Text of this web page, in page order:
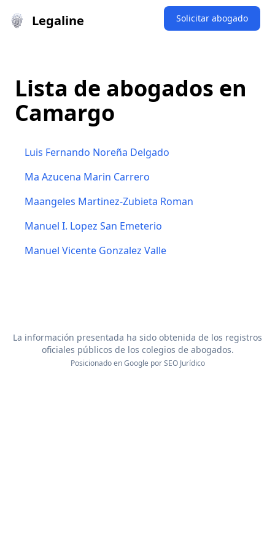
Legaline Solicitar abogado
Lista de abogados en
Camargo
Luis Fernando Noreña Delgado
Ma Azucena Marin Carrero
Maangeles Martinez-Zubieta Roman
Manuel I. Lopez San Emeterio
Manuel Vicente Gonzalez Valle
La información presentada ha sido obtenida de los registros
oficiales públicos de los colegios de abogados.
Posicionado en Google porSEO Jurídico